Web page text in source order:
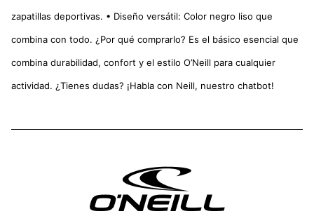
zapatillas deportivas. • Diseño versátil: Color negro liso que
combina con todo. ¿Por qué comprarlo? Es el básico esencial que
combina durabilidad, confort y el estilo O’Neill para cualquier
actividad. ¿Tienes dudas? ¡Habla con Neill, nuestro chatbot!